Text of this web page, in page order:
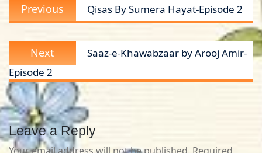
navigation
Previous
Previous
post:
Qisas By Sumera Hayat-Episode 2
Next
Next
post:
Saaz-e-Khawabzaar by Arooj Amir-
Episode 2
Leave a Reply